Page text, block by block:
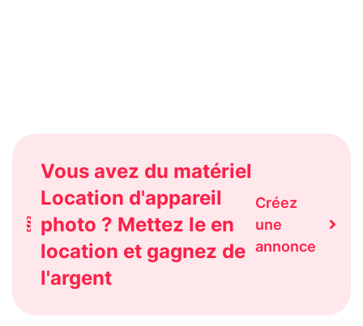
Vous avez du matériel
Location d'appareil
photo ? Mettez le en
location et gagnez de
l'argent
Créez
une
annonce